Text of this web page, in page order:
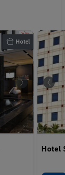
Hotel
Hotel